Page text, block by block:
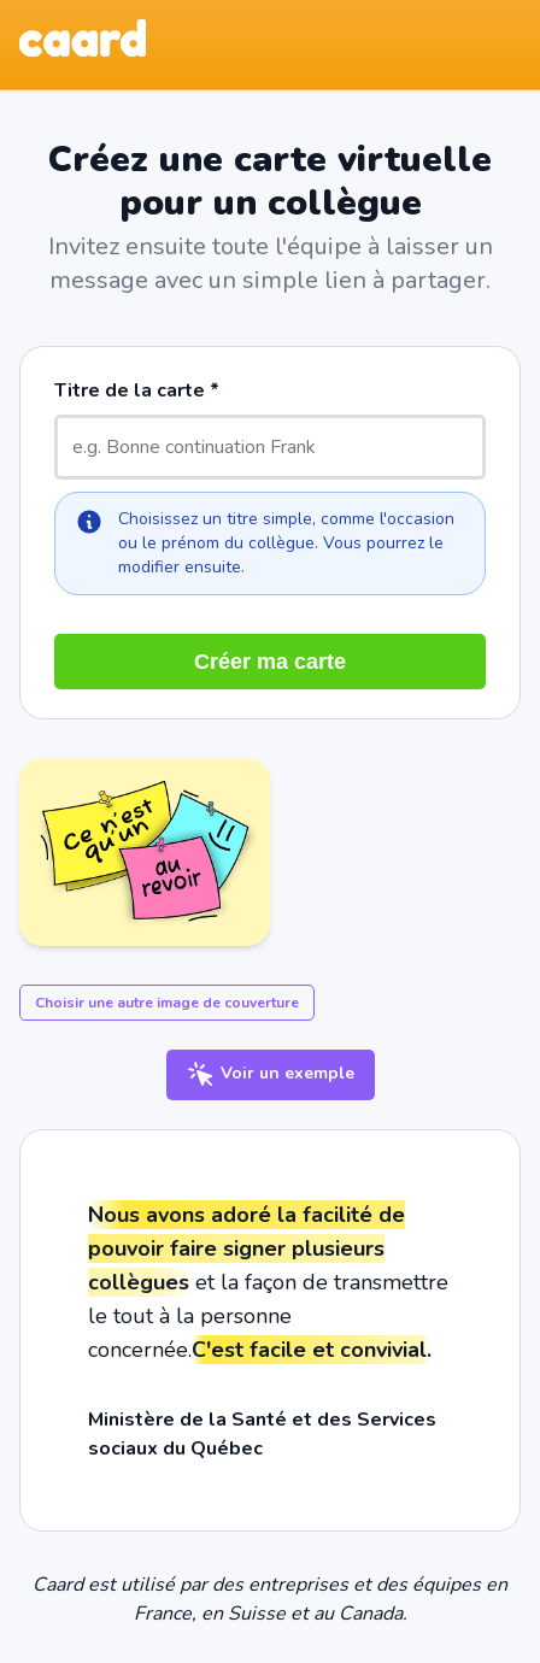
Créez une carte virtuelle
pour un collègue
Invitez ensuite toute l'équipe à laisser un
message avec un simple lien à partager.
Choisir une autre image de couverture
Titre de la carte
Choisissez un titre simple, comme l'occasion
ou le prénom du collègue. Vous pourrez le
modifier ensuite.
Créer ma carte
Voir un exemple
Nous avons adoré la facilité de
pouvoir faire signer plusieurs
collègues et la façon de transmettre
le tout à la personne
concernée.C'est facile et convivial.
Ministère de la Santé et des Services
sociaux du Québec
Caard est utilisé par des entreprises et des équipes en
France, en Suisse et au Canada.